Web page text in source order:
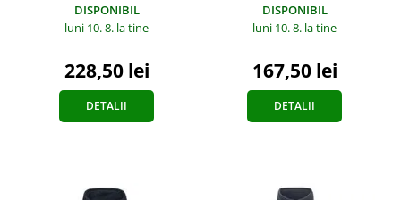
DISPONIBIL
luni 10. 8. la tine
228,50 lei
DETALII
DISPONIBIL
luni 10. 8. la tine
167,50 lei
DETALII